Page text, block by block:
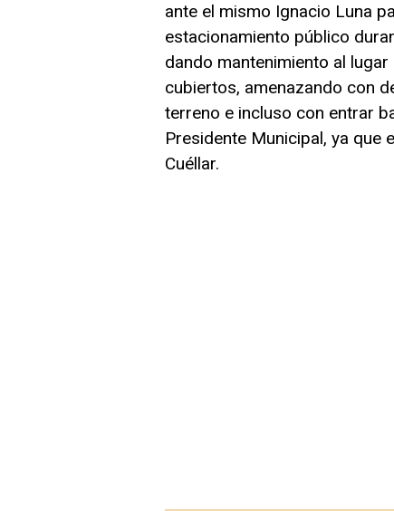
ante el mismo Ignacio Luna
estacionamiento público
dando mantenimiento al
cubiertos, amenazando con
terreno e incluso con entrar
Presidente Municipal, ya que
Cuéllar.